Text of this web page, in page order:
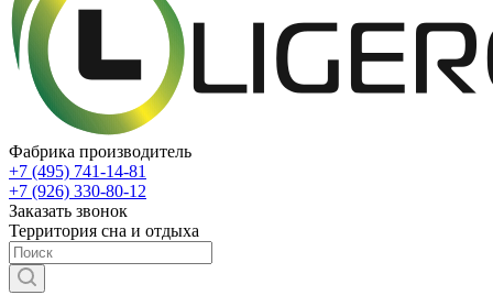
Фабрика производитель
+7 (495) 741-14-81
+7 (926) 330-80-12
Заказать звонок
Территория сна и отдыха